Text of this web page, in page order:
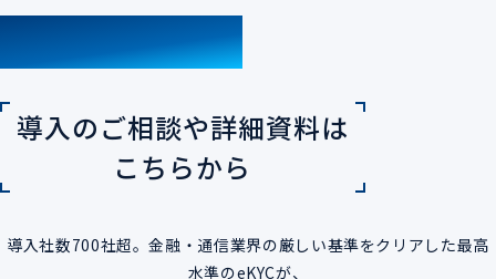
CONTACT
導入のご相談や詳細資料は
こちらから
導入社数700社超。金融・通信業界の厳しい基準をクリアした最高
水準のeKYCが、